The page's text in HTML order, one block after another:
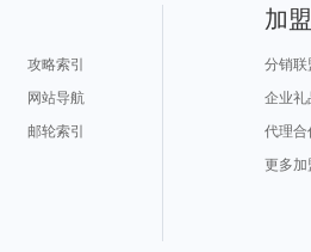
攻略索引
网站导航
邮轮索引
加
分销联
企业礼
代理合
更多加